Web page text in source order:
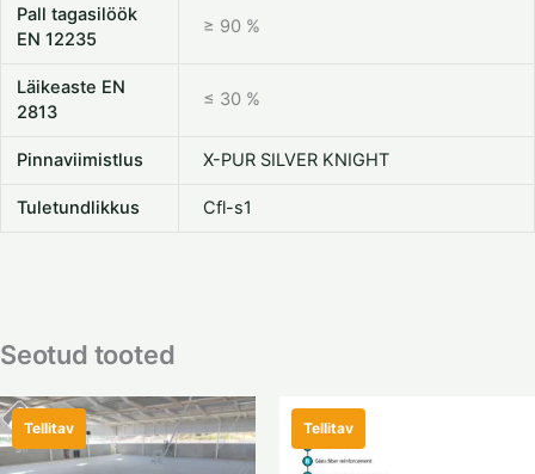
Pall tagasilöök
EN 12235
≥ 90 %
Läikeaste EN
2813
≤ 30 %
Pinnaviimistlus X-PUR SILVER KNIGHT
Tuletundlikkus Cfl-s1
Seotud tooted
Tellitav Tellitav